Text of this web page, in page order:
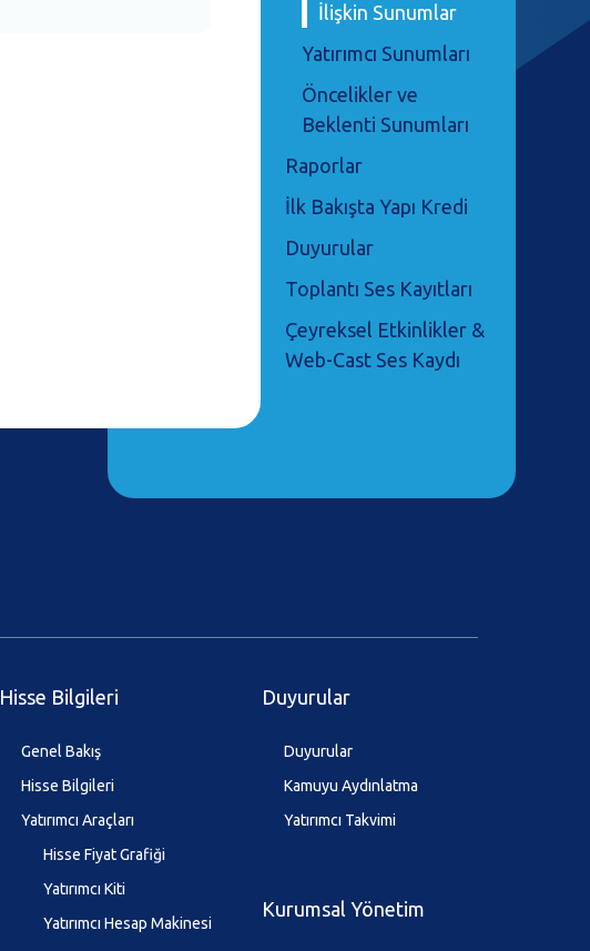
İlişkin Sunumlar
Yatırımcı Sunumları
Öncelikler ve
Beklenti Sunumları
Raporlar
İlk Bakışta Yapı Kredi
Duyurular
Toplantı Ses Kayıtları
Çeyreksel Etkinlikler &
Web-Cast Ses Kaydı
Hisse Bilgileri
Genel Bakış
Hisse Bilgileri
Yatırımcı Araçları
Hisse Fiyat Grafiği
Yatırımcı Kiti
Yatırımcı Hesap Makinesi
Duyurular
Duyurular
Kamuyu Aydınlatma
Yatırımcı Takvimi
Kurumsal Yönetim